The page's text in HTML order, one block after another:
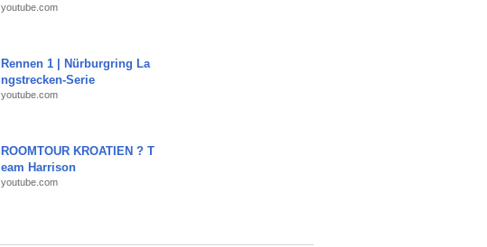
youtube.com
Rennen 1 | Nürburgring La
ngstrecken-Serie
youtube.com
ROOMTOUR KROATIEN ? T
eam Harrison
youtube.com